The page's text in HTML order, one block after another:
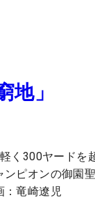
地」
く300ヤード
ピオンの御園
：竜崎遼児